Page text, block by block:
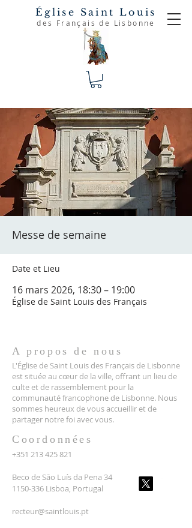
Église Saint Louis
des Français de Lisbonne
Messe de semaine
Date et Lieu
16 mars 2026, 18:30 – 19:00
Église de Saint Louis des Français
A propos de nous
L'Église de Saint Louis des Français de Lisbonne
est située au cœur de la ville, offrant un lieu de
culte et de rassemblement pour la
communauté francophone de Lisbonne. Nous
sommes heureux de vous accueillir et de
partager notre foi avec vous.
Coordonnées
+351 213 425 821
Beco de São Luís da Pena 34
1150-336 Lisboa, Portugal
recteur@saintlouis.pt